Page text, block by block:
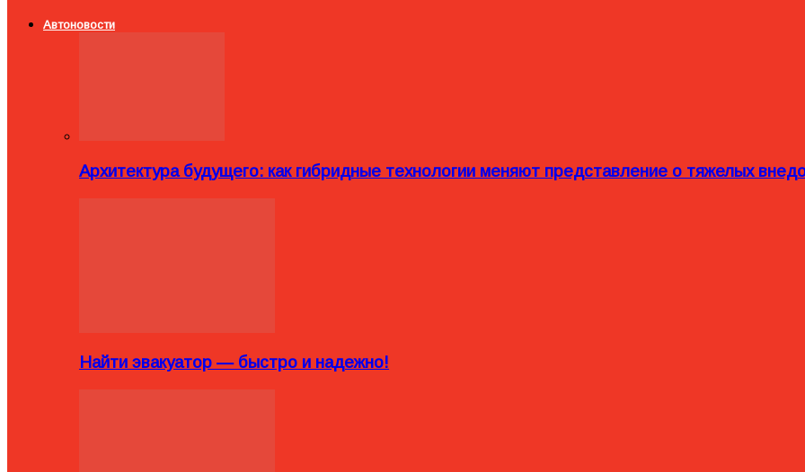
Автоновости
Архитектура будущего: как гибридные технологии меняют представление о тяжелых
Найти эвакуатор — быстро и надежно!